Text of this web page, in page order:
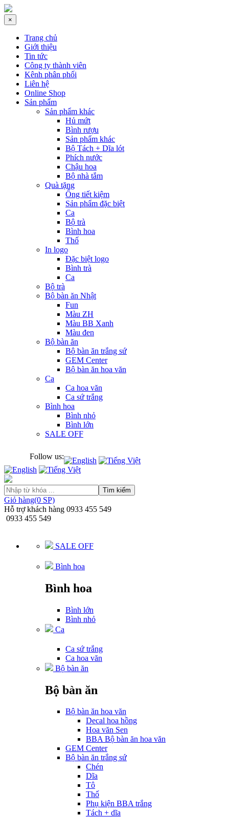
×
Trang chủ
Giới thiệu
Tin tức
Công ty thành viên
Kênh phân phối
Liên hệ
Online Shop
Sản phẩm
Sản phẩm khác
Hủ mứt
Bình rượu
Sản phẩm khác
Bộ Tách + Dĩa lót
Phích nước
Chậu hoa
Bộ nhà tắm
Quà tặng
Ống tiết kiệm
Sản phẩm đặc biệt
Ca
Bộ trà
Bình hoa
Thố
In logo
Đặc biệt logo
Bình trà
Ca
Bộ trà
Bộ bàn ăn Nhật
Fun
Màu ZH
Màu BB Xanh
Màu đen
Bộ bàn ăn
Bộ bàn ăn trắng sứ
GEM Center
Bộ bàn ăn hoa văn
Ca
Ca hoa văn
Ca sứ trắng
Bình hoa
Bình nhỏ
Bình lớn
SALE OFF
Follow us:
Tìm kiếm
Giỏ hàng(0 SP)
Hỗ trợ khách hàng 0933 455 549
0933 455 549
SALE OFF
Bình hoa
Bình hoa
Bình lớn
Bình nhỏ
Ca
Ca sứ trắng
Ca hoa văn
Bộ bàn ăn
Bộ bàn ăn
Bộ bàn ăn hoa văn
Decal hoa hồng
Hoa văn Sen
BBA Bộ bàn ăn hoa văn
GEM Center
Bộ bàn ăn trắng sứ
Chén
Dĩa
Tô
Thố
Phụ kiện BBA trắng
Tách + dĩa